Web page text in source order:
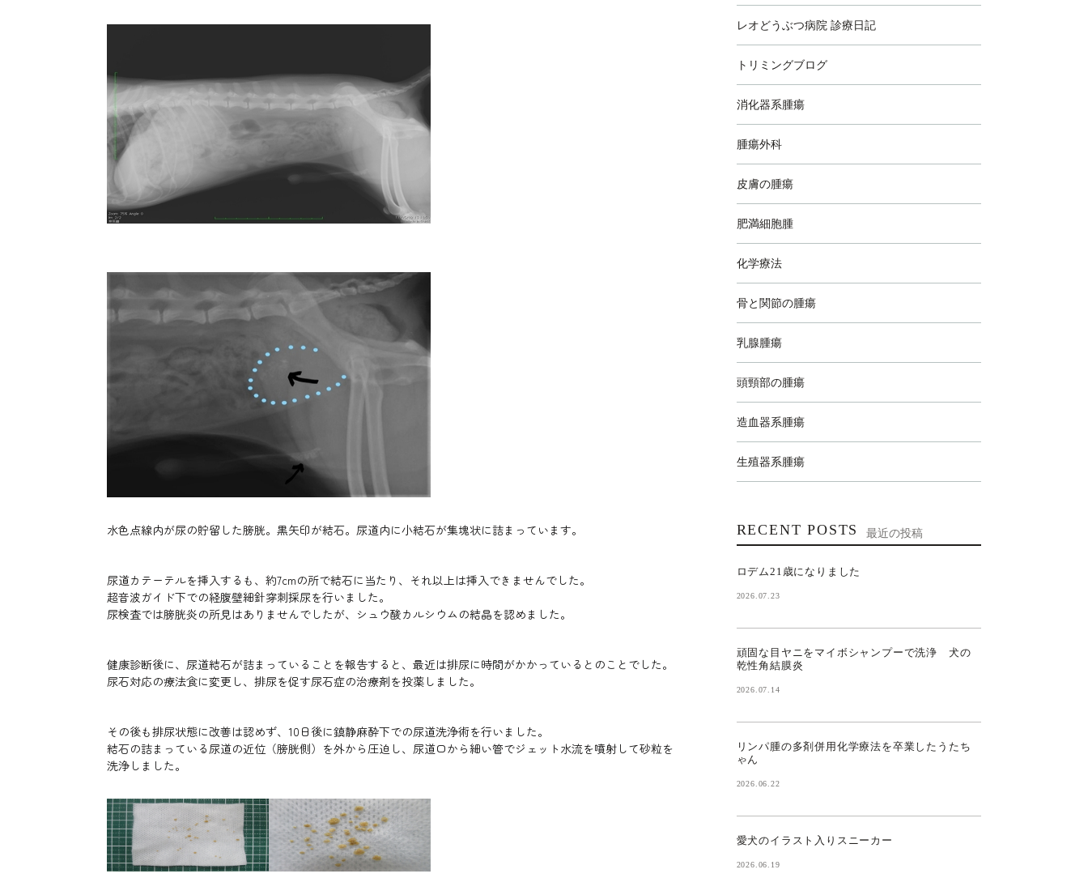
水色点線内が尿の貯留した膀胱。黒矢印が結石。尿道内に小結石が集塊状に詰まっています。
尿道カテーテルを挿入するも、約7cmの所で結石に当たり、それ以上は挿入できませんでした。
超音波ガイド下での経腹壁細針穿刺採尿を行いました。
尿検査では膀胱炎の所見はありませんでしたが、シュウ酸カルシウムの結晶を認めました。
健康診断後に、尿道結石が詰まっていることを報告すると、最近は排尿に時間がかかっているとのことでした。
尿石対応の療法食に変更し、排尿を促す尿石症の治療剤を投薬しました。
その後も排尿状態に改善は認めず、10日後に鎮静麻酔下での尿道洗浄術を行いました。
結石の詰まっている尿道の近位（膀胱側）を外から圧迫し、尿道口から細い管でジェット水流を噴射して砂粒を
洗浄しました。
レオどうぶつ病院 診療日記
トリミングブログ
消化器系腫瘍
腫瘍外科
皮膚の腫瘍
肥満細胞腫
化学療法
骨と関節の腫瘍
乳腺腫瘍
頭頸部の腫瘍
造血器系腫瘍
生殖器系腫瘍
RECENT POSTS 最近の投稿
ロデム21歳になりました
2026.07.23
頑固な目ヤニをマイボシャンプーで洗浄 犬の
乾性角結膜炎
2026.07.14
リンパ腫の多剤併用化学療法を卒業したうたち
ゃん
2026.06.22
愛犬のイラスト入りスニーカー
2026.06.19